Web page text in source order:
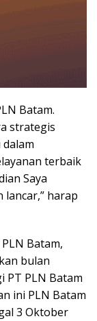
Batam.
strategis
terbaik
Saya
harap
Batam,
bulan
PT PLN Batam
ini PLN Batam
3 Oktober